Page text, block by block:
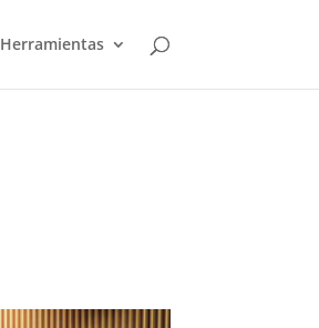
Herramientas